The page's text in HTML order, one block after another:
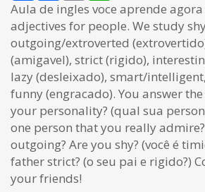
Aula de ingles voce aprende
adjectives for people. We study
outgoing/extroverted
(amigavel), strict (rigido),
lazy (desleixado), smart/
funny (engracado). You answer
your personality? (qual sua
one person that you really
outgoing? Are you shy? (você é
father strict? (o seu pai e rigido?)
your friends!